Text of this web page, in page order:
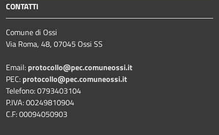
CONTATTI
Comune di Ossi
Via Roma, 48, 07045 Ossi SS
Email: protocollo@pec.comuneossi.it
PEC: protocollo@pec.comuneossi.it
Telefono: 0793403104
P.IVA: 00249810904
C.F: 00094050903